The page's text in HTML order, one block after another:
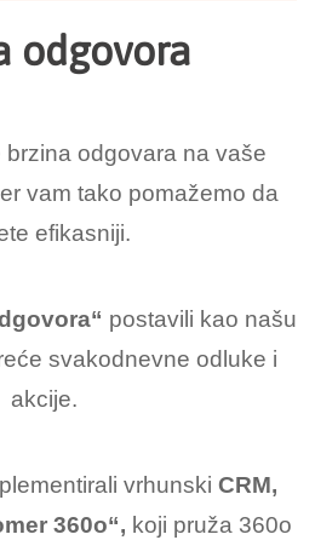
odgovora
odgovara na vaše
vam tako pomažemo da
efikasniji.
postavili kao našu
svakodnevne odluke i
akcije.
vrhunski CRM,
360o“, koji pruža 360o